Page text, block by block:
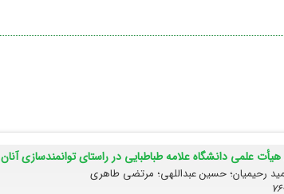
علمی دانشگاه علامه طباطبایی در راستای توانمندسازی آنان
رحیمیان؛ حسین عبداللهی؛ مرتضی طاهری